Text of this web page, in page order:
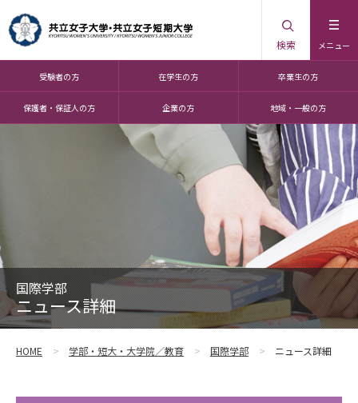
メニュー
検索
受験者の方 在学生の方 卒業生の方
保護者・保証人の方 企業の方 地域・一般の方
国際学部
ニュース詳細
HOME 学部・短大・大学院／教育 国際学部 ニュース詳細